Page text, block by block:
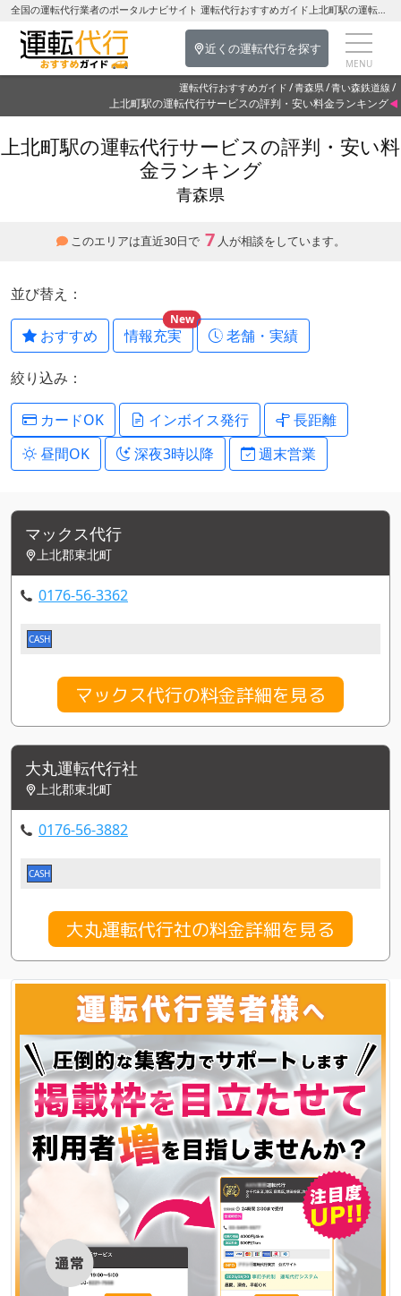
全国の運転代行業者のポータルナビサイト 運転代行おすすめガイド上北町駅の運転代行を探す-青森県の運転代行
近くの運転代行を探す
運転代行おすすめガイド 青森県 青い森鉄道線
上北町駅の運転代行サービスの評判・安い料金ランキング
上北町駅の運転代行サービスの評判・安い料
金ランキング
青森県
このエリアは直近30日で 7 人が相談をしています。
並び替え：
おすすめ 情報充実
New
老舗・実績
絞り込み：
カードOK インボイス発行
長距離
昼間OK
深夜3時以降 週末営業
マックス代行
上北郡東北町
0176-56-3362
CASH
マックス代行の料金詳細を見る
大丸運転代行社
上北郡東北町
0176-56-3882
CASH
大丸運転代行社の料金詳細を見る